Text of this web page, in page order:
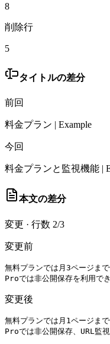
8
削除行
5
タイトルの差分
前回
料金プラン | Example
今回
料金プランと監視機能 |
本文の差分
変更 · 行数 2/3
変更前
無料プランでは月3ページまで
Proでは非公開保存を利用でき
変更後
無料プランでは月1ページまで
Proでは非公開保存、URL監